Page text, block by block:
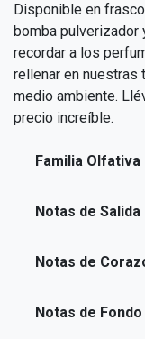
Disponible en
bomba pulverizador
recordar a los
rellenar en nuestras
medio ambiente.
precio increíble.
Familia Olfativa
Notas de Salida
Notas de
Notas de Fondo